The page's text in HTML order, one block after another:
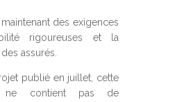
maintenant des exigences
rigoureuses et la
assurés.
publié en juillet, cette
ne contient pas de